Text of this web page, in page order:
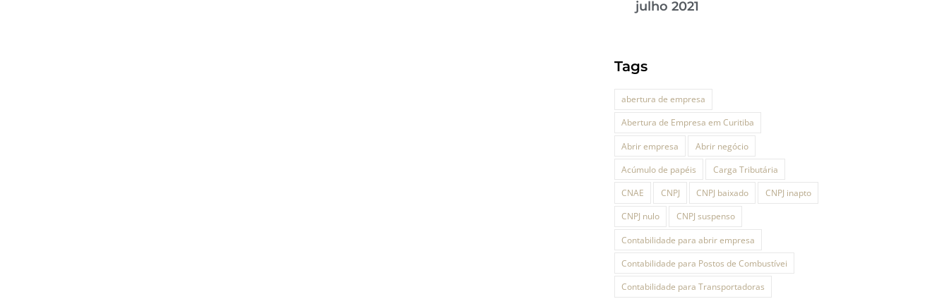
julho 2021
Tags
abertura de empresa
Abertura de Empresa em Curitiba
Abrir empresa
Abrir negócio
Acúmulo de papéis
Carga Tributária
CNAE
CNPJ CNPJ baixado
CNPJ inapto
CNPJ nulo
CNPJ suspenso
Contabilidade para abrir empresa
Contabilidade para Postos de Combustívei
Contabilidade para Transportadoras